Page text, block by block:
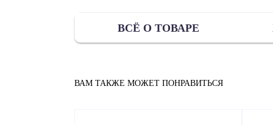
ВСЁ О ТОВАРЕ
ВАМ ТАКЖЕ МОЖЕТ ПОНРАВИТЬСЯ